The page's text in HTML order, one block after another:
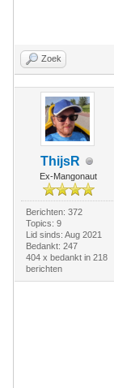
Zoek
ThijsR
Ex-Mangonaut
Berichten: 372
Topics: 9
Lid sinds: Aug 2021
Bedankt: 247
404 x bedankt in 218
berichten